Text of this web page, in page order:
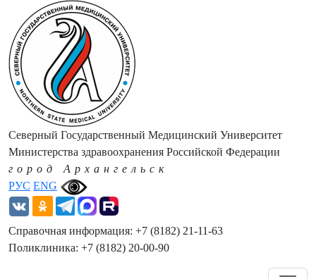
РУС ENG
Северный Государственный Медицинский Университет
Министерства здравоохранения Российской Федерации
город Архангельск
Справочная информация: +7 (8182) 21-11-63
Поликлиника: +7 (8182) 20-00-90